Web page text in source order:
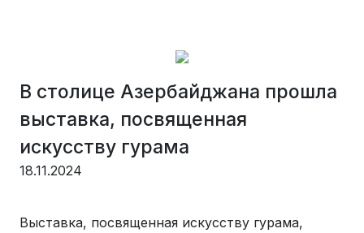
В столице Азербайджана прошла
выставка, посвященная
искусству гурама
18.11.2024
Выставка, посвященная искусству гурама,